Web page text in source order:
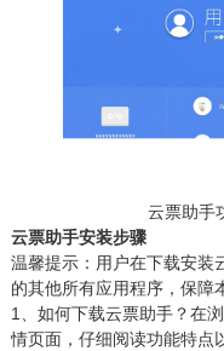
云票助手
云票助手安装步骤
温馨提示：用户在下载安装
的其他所有应用程序，保障
1、如何下载云票助手？在
情页面，仔细阅读功能特点